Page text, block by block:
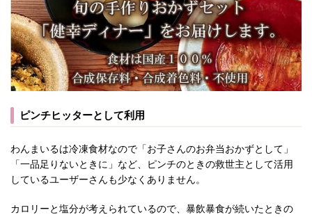
ピンチヒッターとして利用
わんまいるは冷凍食材なので「お子さんのお弁当おかずとして」
「一品足りないときに」など、ピンチのときの救世主として活用
しているユーザーさんも少なくありません。
カロリーと塩分が考えられているので、暴飲暴食が続いたときの